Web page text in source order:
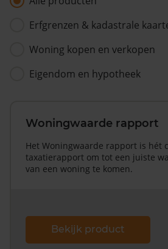
Erfgrenzen & kadastrale
Woning kopen en verkopen
Eigendom en hypotheek
Woningwaarde rapport
Het Woningwaarde rapport is hét
taxatierapport om tot een juiste
van een woning te komen.
Bekijk product